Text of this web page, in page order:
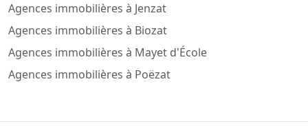
Agences immobilières à Jenzat
Agences immobilières à Biozat
Agences immobilières à Mayet d'École
Agences immobilières à Poëzat